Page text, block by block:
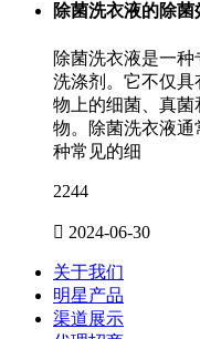
除菌洗衣液的除菌
除菌洗衣液是一
洗涤剂。它不仅
物上的细菌、真
物。除菌洗衣液
种常见的细
2244
 2024-06-30
关于我们
明星产品
渠道展示